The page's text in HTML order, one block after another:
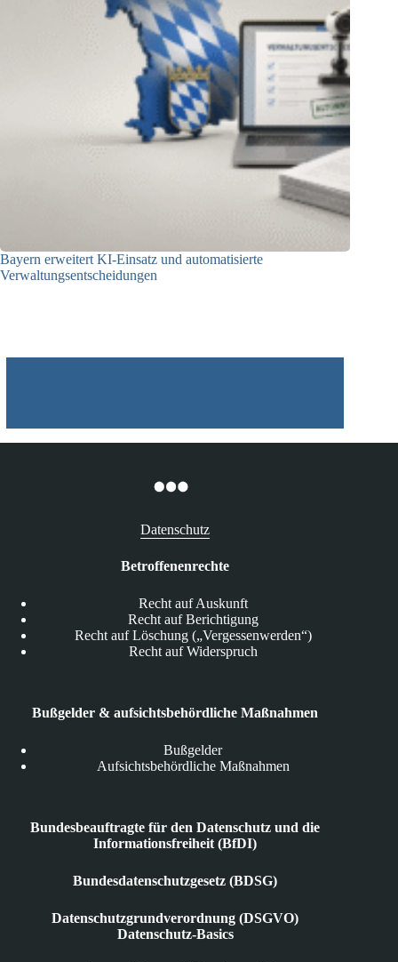
Bayern erweitert KI-Einsatz und automatisierte
Verwaltungsentscheidungen
Datenschutz
Betroffenenrechte
Recht auf Auskunft
Recht auf Berichtigung
Recht auf Löschung („Vergessenwerden“)
Recht auf Widerspruch
Bußgelder & aufsichtsbehördliche Maßnahmen
Bußgelder
Aufsichtsbehördliche Maßnahmen
Bundesbeauftragte für den Datenschutz und die
Informationsfreiheit (BfDI)
Bundesdatenschutzgesetz (BDSG)
Datenschutzgrundverordnung (DSGVO)
Datenschutz-Basics